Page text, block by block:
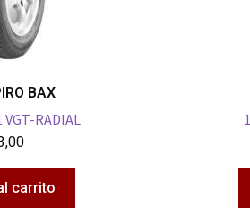
BAX
RADIAL
carrito